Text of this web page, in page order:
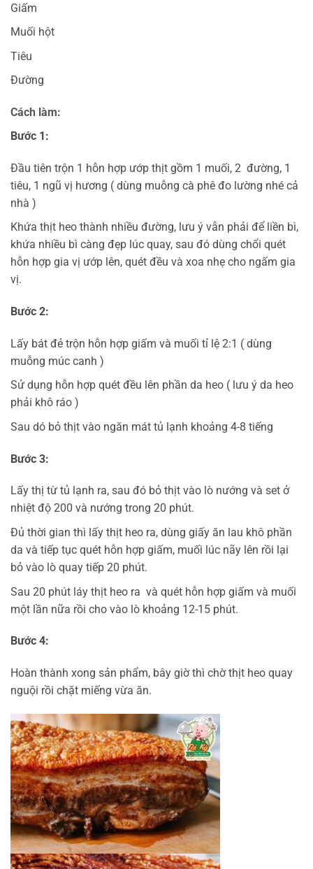
Giấm
Muối hột
Tiêu
Đường
Cách làm:
Bước 1:
Đầu tiên trộn 1 hỗn hợp ướp thịt gồm 1 muối, 2 đường, 1
tiêu, 1 ngũ vị hương ( dùng muỗng cà phê đo lường nhé cả
nhà )
Khứa thịt heo thành nhiều đường, lưu ý vẫn phải để liền bì,
khứa nhiều bì càng đẹp lúc quay, sau đó dùng chổi quét
hỗn hợp gia vị ướp lên, quét đều và xoa nhẹ cho ngấm gia
vị.
Bước 2:
Lấy bát đẻ trộn hỗn hợp giấm và muối tỉ lệ 2:1 ( dùng
muỗng múc canh )
Sử dụng hỗn hợp quét đều lên phần da heo ( lưu ý da heo
phải khô ráo )
Sau dó bỏ thịt vào ngăn mát tủ lạnh khoảng 4-8 tiếng
Bước 3:
Lấy thị từ tủ lạnh ra, sau đó bỏ thịt vào lò nướng và set ở
nhiệt độ 200 và nướng trong 20 phút.
Đủ thời gian thì lấy thịt heo ra, dùng giấy ăn lau khô phần
da và tiếp tục quét hỗn hợp giấm, muối lúc nãy lên rồi lại
bỏ vào lò quay tiếp 20 phút.
Sau 20 phút láy thịt heo ra và quét hỗn hợp giấm và muối
một lần nữa rồi cho vào lò khoảng 12-15 phút.
Bước 4:
Hoàn thành xong sản phẩm, bây giờ thì chờ thịt heo quay
nguội rồi chặt miếng vừa ăn.